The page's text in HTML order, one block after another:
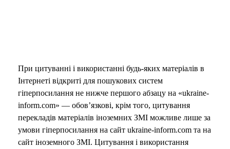
При цитуванні і використанні будь-яких матеріалів в
Інтернеті відкриті для пошукових систем
гіперпосилання не нижче першого абзацу на «ukraine-
inform.com» — обов’язкові, крім того, цитування
перекладів матеріалів іноземних ЗМІ можливе лише за
умови гіперпосилання на сайт ukraine-inform.com та на
сайт іноземного ЗМІ. Цитування і використання